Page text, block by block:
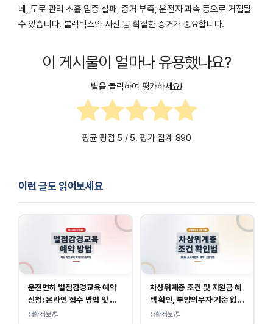
네, 도로 관리 소홀 입증 실패, 증거 부족, 운전자 과속 등으로 거절될
수 있습니다. 블랙박스와 사진 등 확실한 증거가 중요합니다.
이 게시물이 얼마나 유용했나요?
별을 클릭하여 평가하세요!
평균 평점 5 / 5. 평가 집계 890
이런 글도 읽어보세요
운전면허 벌점감경교육 예약
신청: 온라인 접수 방법 및 비
용 안내
생활정보/팁
차상위계층 조건 및 지원금 혜
택 확인, 부양의무자 기준 없
이 소득, 재산만 봅니다.
생활정보/팁